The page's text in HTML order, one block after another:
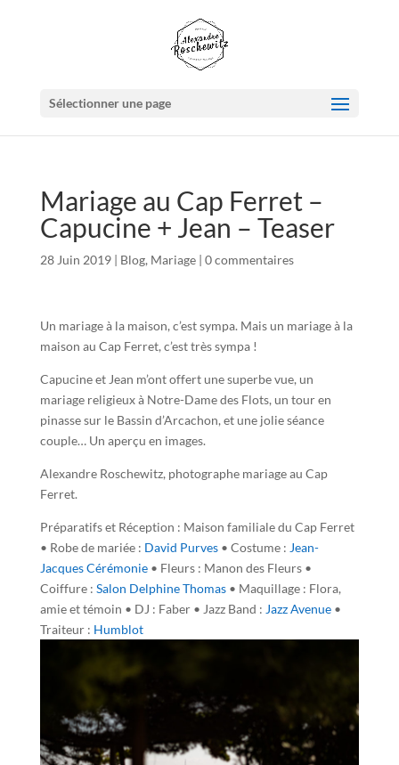
Sélectionner une page
Mariage au Cap Ferret –
Capucine + Jean – Teaser
28 Juin 2019| Blog, Mariage| 0 commentaires
Un mariage à la maison, c’est sympa. Mais un mariage à la
maison au Cap Ferret, c’est très sympa !
Capucine et Jean m’ont offert une superbe vue, un
mariage religieux à Notre-Dame des Flots, un tour en
pinasse sur le Bassin d’Arcachon, et une jolie séance
couple… Un aperçu en images.
Alexandre Roschewitz, photographe mariage au Cap
Ferret.
Préparatifs et Réception : Maison familiale du Cap Ferret
• Robe de mariée : David Purves• Costume : Jean-
Jacques Cérémonie• Fleurs : Manon des Fleurs •
Coiffure : Salon Delphine Thomas• Maquillage : Flora,
amie et témoin • DJ : Faber • Jazz Band : Jazz Avenue•
Traiteur : Humblot